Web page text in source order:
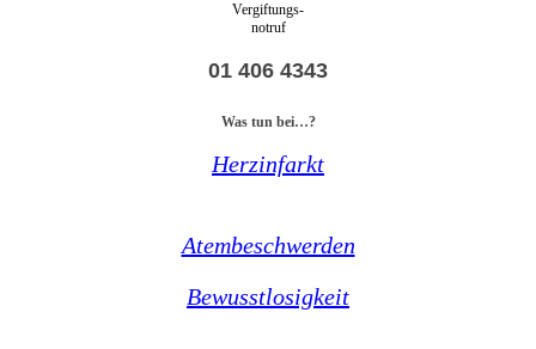
Vergiftungs-
notruf
01 406 4343
Was tun bei…?
Herzinfarkt
Atembeschwerden
Bewusstlosigkeit